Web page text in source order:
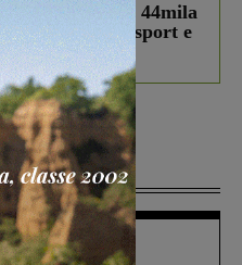
Cities, oltre 44mila
bando per lo sport e
2026